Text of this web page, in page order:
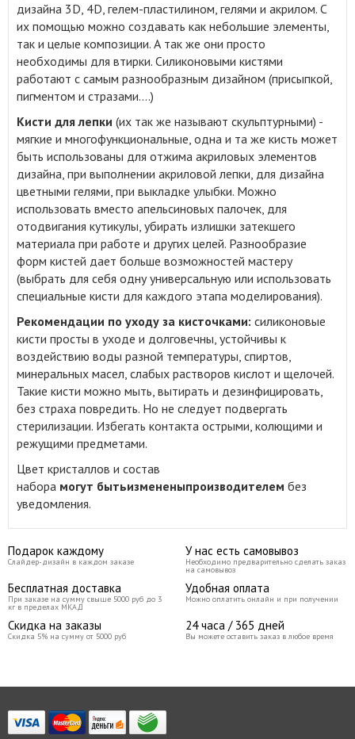
дизайна 3D, 4D, гелем-пластилином, гелями и акрилом. С
их помощью можно создавать как небольшие элементы,
так и целые композиции. А так же они просто
необходимы для втирки. Силиконовыми кистями
работают с самым разнообразным дизайном (присыпкой,
пигментом и стразами....)
Кисти для лепки (их так же называют скульптурными) -
мягкие и многофункциональные, одна и та же кисть может
быть использованы для отжима акриловых элементов
дизайна, при выполнении акриловой лепки, для дизайна
цветными гелями, при выкладке улыбки. Можно
использовать вместо апельсиновых палочек, для
отодвигания кутикулы, убирать излишки затекшего
материала при работе и других целей. Разнообразие
форм кистей дает больше возможностей мастеру
(выбрать для себя одну универсальную или использовать
специальные кисти для каждого этапа моделирования).
Рекомендации по уходу за кисточками: силиконовые
кисти просты в уходе и долговечны, устойчивы к
воздействию воды разной температуры, спиртов,
минеральных масел, слабых растворов кислот и щелочей.
Такие кисти можно мыть, вытирать и дезинфицировать,
без страха повредить. Но не следует подвергать
стерилизации. Избегать контакта острыми, колющими и
режущими предметами.
Цвет кристаллов и состав
набора могут бытьизмененыпроизводителем без
уведомления.
Подарок каждому
Слайдер-дизайн в каждом заказе
У нас есть самовывоз
Необходимо предварительно сделать заказ
на самовывоз
Бесплатная доставка
При заказе на сумму свыше 5000 руб до 3
кг в пределах МКАД
Удобная оплата
Можно оплатить онлайн и при получении
Скидка на заказы
Скидка 5% на сумму от 5000 руб
24 часа / 365 дней
Вы можете оставить заказ в любое время